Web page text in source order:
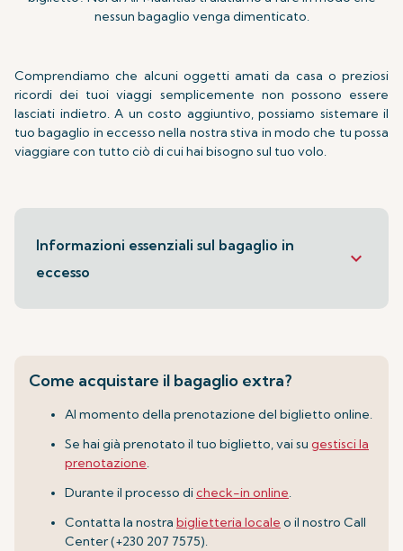
nessun bagaglio venga dimenticato.
Comprendiamo che alcuni oggetti amati da casa o preziosi
ricordi dei tuoi viaggi semplicemente non possono essere
lasciati indietro. A un costo aggiuntivo, possiamo sistemare il
tuo bagaglio in eccesso nella nostra stiva in modo che tu possa
viaggiare con tutto ciò di cui hai bisogno sul tuo volo.
Informazioni essenziali sul bagaglio in
eccesso
keyboard_arrow_down
Come acquistare il bagaglio extra?
Al momento della prenotazione del biglietto online.
Se hai già prenotato il tuo biglietto, vai su gestisci la
prenotazione.
Durante il processo dicheck-in online.
Contatta la nostra biglietteria locale o il nostro Call
Center (+230 207 7575).